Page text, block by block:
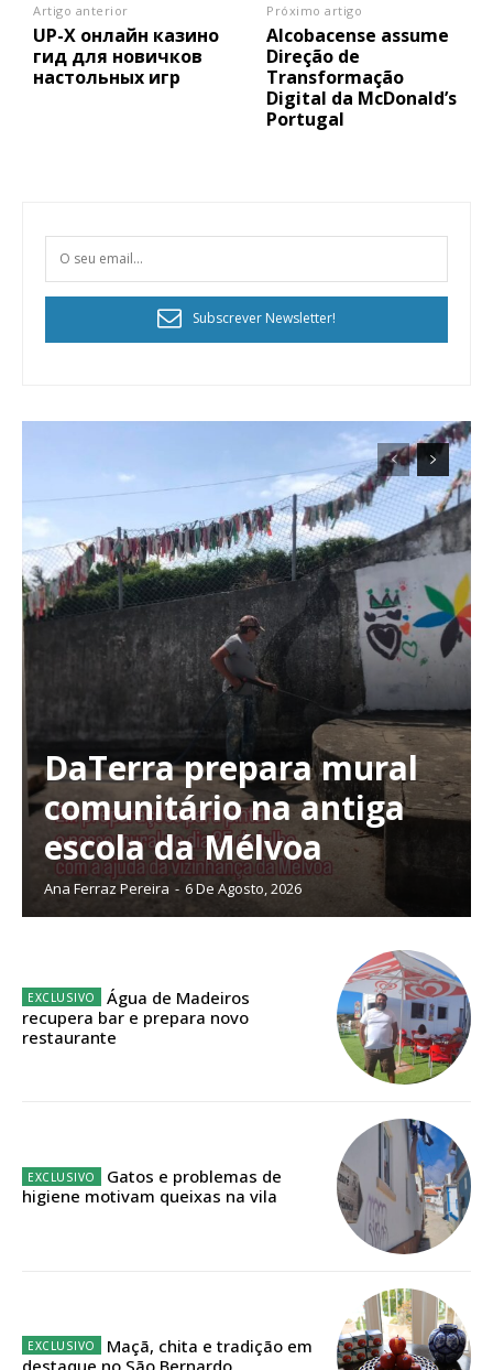
Planos de Assinatura
Faça-se assinante do Região de Cister e ajude-nos a manter este serviço
público!
Sendo assinante terá acesso a todos os conteúdos exclusivos e versões
Escolha o plano de assinatura desejado:
ASSINATURA
12 meses
Artigo anterior
UP-X онлайн казино
гид для новичков
настольных игр
Próximo artigo
Alcobacense assume
Direção de
Transformação
Digital da McDonald’s
Portugal
Subscrever Newsletter!
DaTerra prepara mural
comunitário na antiga
escola da Mélvoa
Ana Ferraz Pereira - 6 De Agosto, 2026
Água de Madeiros
recupera bar e prepara novo
restaurante
Gatos e problemas de
higiene motivam queixas na vila
Maçã, chita e tradição em
destaque no São Bernardo